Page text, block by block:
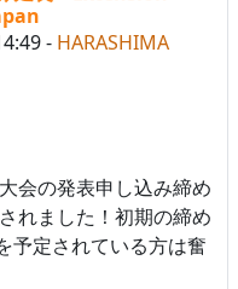
- HARASHIMA
会の発表申し込み締め
れました！初期の締め
予定されている方は奮